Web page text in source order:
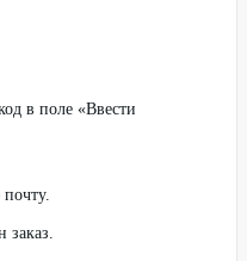
в поле «Ввести
заказ.